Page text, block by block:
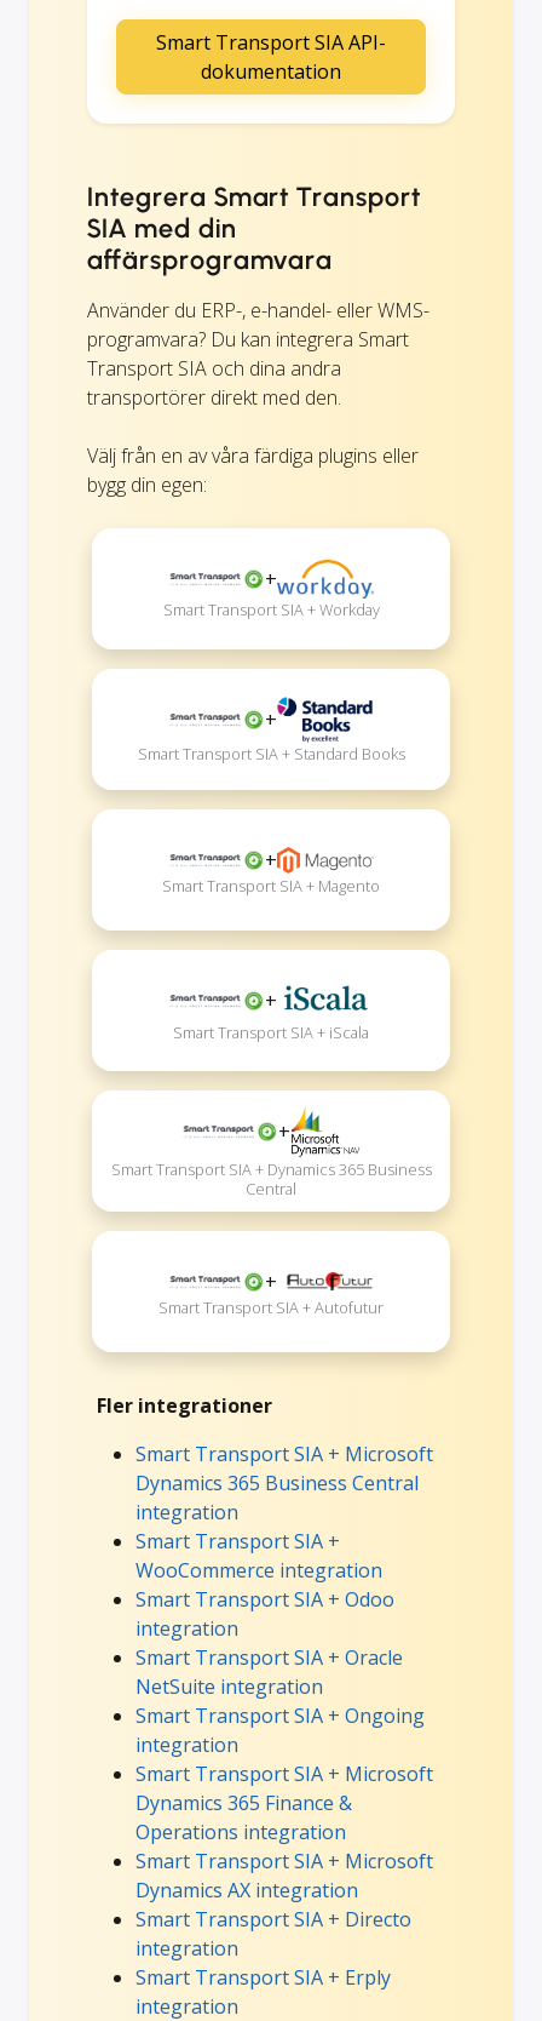
Smart Transport SIA API-
dokumentation
Integrera Smart Transport
SIA med din
affärsprogramvara
Använder du ERP-, e-handel- eller WMS-
programvara? Du kan integrera Smart
Transport SIA och dina andra
transportörer direkt med den.
Välj från en av våra färdiga plugins eller
bygg din egen:
+
Smart Transport SIA + Workday
+
Smart Transport SIA + Standard Books
+
Smart Transport SIA + Magento
+
Smart Transport SIA + iScala
+
Smart Transport SIA + Dynamics 365 Business
Central
+
Smart Transport SIA + Autofutur
Fler integrationer
Smart Transport SIA + Microsoft
Dynamics 365 Business Central
integration
Smart Transport SIA +
WooCommerce integration
Smart Transport SIA + Odoo
integration
Smart Transport SIA + Oracle
NetSuite integration
Smart Transport SIA + Ongoing
integration
Smart Transport SIA + Microsoft
Dynamics 365 Finance &
Operations integration
Smart Transport SIA + Microsoft
Dynamics AX integration
Smart Transport SIA + Directo
integration
Smart Transport SIA + Erply
integration